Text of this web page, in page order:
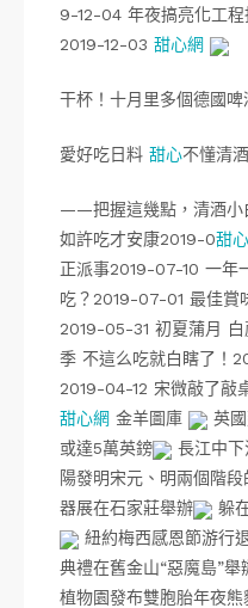
9-12-04 年夜搞亮化工
2019-12-03 甜心網
干杯！十月里多個德國啤
愛好吃日料 甜心不懂清
——把握這幾點，清酒小
如許吃才安康2019-0甜心
正派事2019-07-10 一年
吃？2019-07-01 最佳賞
2019-05-31 初夏蒲月
季 不這么吃就白瞎了！
2019-04-12 宋微敲了敲
甜心網 金羊圖庫
英
或達5萬英鎊
長江中
陽發明宋元、明兩個階
器展在石家莊舉辦
躲
紐約梅西感恩節游行
典禮在舊金山“惡魔島”舉
植物園發布雙胞胎年夜